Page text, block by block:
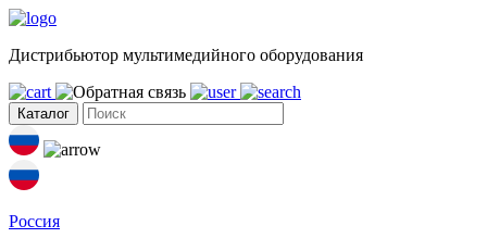
Дистрибьютор мультимедийного оборудования
Каталог
Россия